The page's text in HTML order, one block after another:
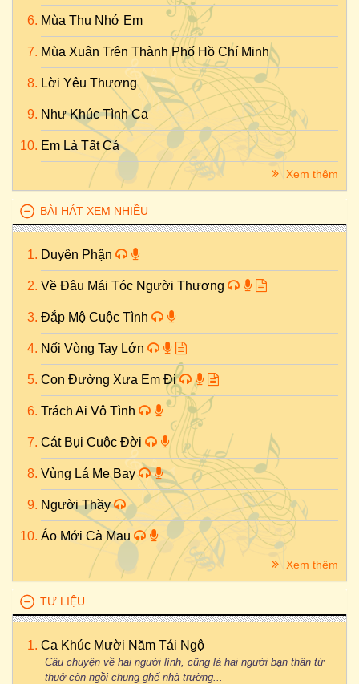
Mùa Thu Nhớ Em
Mùa Xuân Trên Thành Phố Hồ Chí Minh
Lời Yêu Thương
Như Khúc Tình Ca
Em Là Tất Cả
Xem thêm
BÀI HÁT XEM NHIỀU
Duyên Phận
Về Đâu Mái Tóc Người Thương
Đắp Mộ Cuộc Tình
Nối Vòng Tay Lớn
Con Đường Xưa Em Đi
Trách Ai Vô Tình
Cát Bụi Cuộc Đời
Vùng Lá Me Bay
Người Thầy
Áo Mới Cà Mau
Xem thêm
TƯ LIỆU
Ca Khúc Mười Năm Tái Ngộ
Câu chuyện về hai người lính, cũng là hai người bạn thân từ
thuở còn ngồi chung ghế nhà trường...